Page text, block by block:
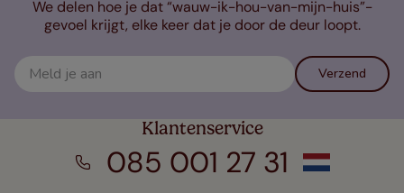
We delen hoe je dat “wauw-ik-hou-van-mijn-huis”-
gevoel krijgt, elke keer dat je door de deur loopt.
Verzend
Klantenservice
085 001 27 31